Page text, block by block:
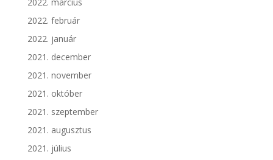
2022. február
2022. január
2021. december
2021. november
2021. október
2021. szeptember
2021. augusztus
2021. július